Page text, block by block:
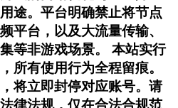
途。平台明确禁止将节点
平台，以及大流量传输、
等非游戏场景。 本站实行
所有使用行为全程留痕。
将立即封停对应账号。请